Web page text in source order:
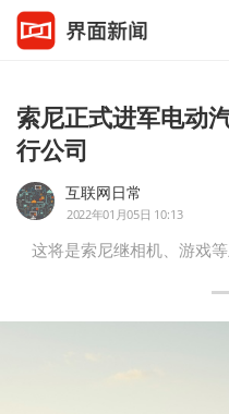
索尼正式进军电动
行公司
互联网日常
2022年01月05日 10:13
这将是索尼继相机、游戏